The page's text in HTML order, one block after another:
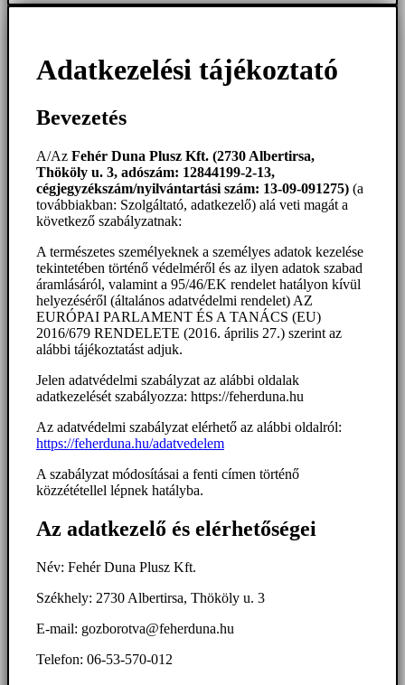
Adatkezelési tájékoztató
Bevezetés
A/Az Fehér Duna Plusz Kft. (2730 Albertirsa,
Thököly u. 3, adószám: 12844199-2-13,
cégjegyzékszám/nyilvántartási szám: 13-09-091275) (a
továbbiakban: Szolgáltató, adatkezelő) alá veti magát a
következő szabályzatnak:
A természetes személyeknek a személyes adatok kezelése
tekintetében történő védelméről és az ilyen adatok szabad
áramlásáról, valamint a 95/46/EK rendelet hatályon kívül
helyezéséről (általános adatvédelmi rendelet) AZ
EURÓPAI PARLAMENT ÉS A TANÁCS (EU)
2016/679 RENDELETE (2016. április 27.) szerint az
alábbi tájékoztatást adjuk.
Jelen adatvédelmi szabályzat az alábbi oldalak
adatkezelését szabályozza: https://feherduna.hu
Az adatvédelmi szabályzat elérhető az alábbi oldalról:
https://feherduna.hu/adatvedelem
A szabályzat módosításai a fenti címen történő
közzététellel lépnek hatályba.
Az adatkezelő és elérhetőségei
Név: Fehér Duna Plusz Kft.
Székhely: 2730 Albertirsa, Thököly u. 3
E-mail: gozborotva@feherduna.hu
Telefon: 06-53-570-012